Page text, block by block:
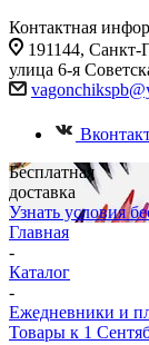
Контактная
191144, Санкт-
улица 6-я
Бесплатная
доставка
Узнать условия
Главная
-
Каталог
-
Ежедневники и
Товары к 1